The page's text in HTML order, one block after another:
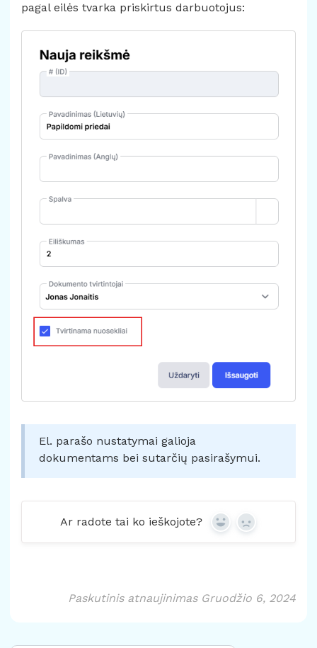
pagal eilės tvarka priskirtus darbuotojus:
El. parašo nustatymai galioja
dokumentams bei sutarčių pasirašymui.
Ar radote tai ko ieškojote?
Yes No
Paskutinis atnaujinimas Gruodžio 6, 2024